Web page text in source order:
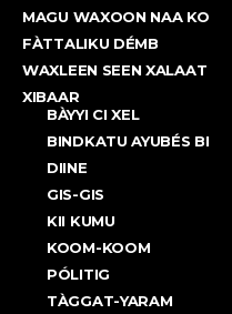
MAGU WAXOON NAA KO
FÀTTALIKU DÉMB
WAXLEEN SEEN XALAAT
XIBAAR
BÀYYI CI XEL
BINDKATU AYUBÉS BI
DIINE
GIS-GIS
KII KUMU
KOOM-KOOM
PÓLITIG
TÀGGAT-YARAM